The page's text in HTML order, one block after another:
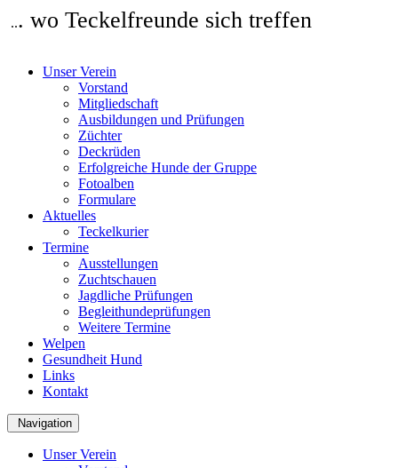
... wo Teckelfreunde sich treffen
Unser Verein
Vorstand
Mitgliedschaft
Ausbildungen und Prüfungen
Züchter
Deckrüden
Erfolgreiche Hunde der Gruppe
Fotoalben
Formulare
Aktuelles
Teckelkurier
Termine
Ausstellungen
Zuchtschauen
Jagdliche Prüfungen
Begleithundeprüfungen
Weitere Termine
Welpen
Gesundheit Hund
Links
Kontakt
Navigation
Unser Verein